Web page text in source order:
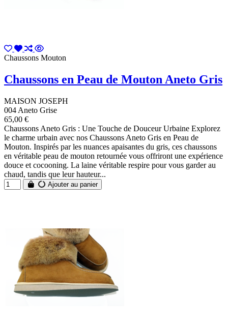
Chaussons Mouton
Chaussons en Peau de Mouton Aneto Gris
MAISON JOSEPH
004 Aneto Grise
65,00 €
Chaussons Aneto Gris : Une Touche de Douceur Urbaine Explorez
le charme urbain avec nos Chaussons Aneto Gris en Peau de
Mouton. Inspirés par les nuances apaisantes du gris, ces chaussons
en véritable peau de mouton retournée vous offriront une expérience
douce et cocooning. La laine véritable respire pour vous garder au
chaud, tandis que leur hauteur...
Ajouter au panier